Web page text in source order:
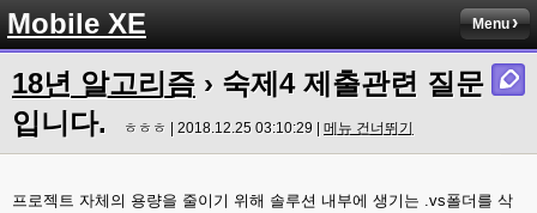
Mobile XE Menu
18년 알고리즘 › 숙제4 제출관련 질문
입니다.
ㅎㅎㅎ | 2018.12.25 03:10:29 | 메뉴 건너뛰기
프로젝트 자체의 용량을 줄이기 위해 솔루션 내부에 생기는 .vs폴더를 삭